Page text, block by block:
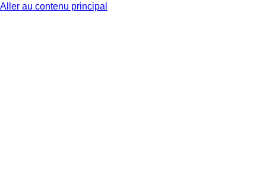
Aller au contenu principal